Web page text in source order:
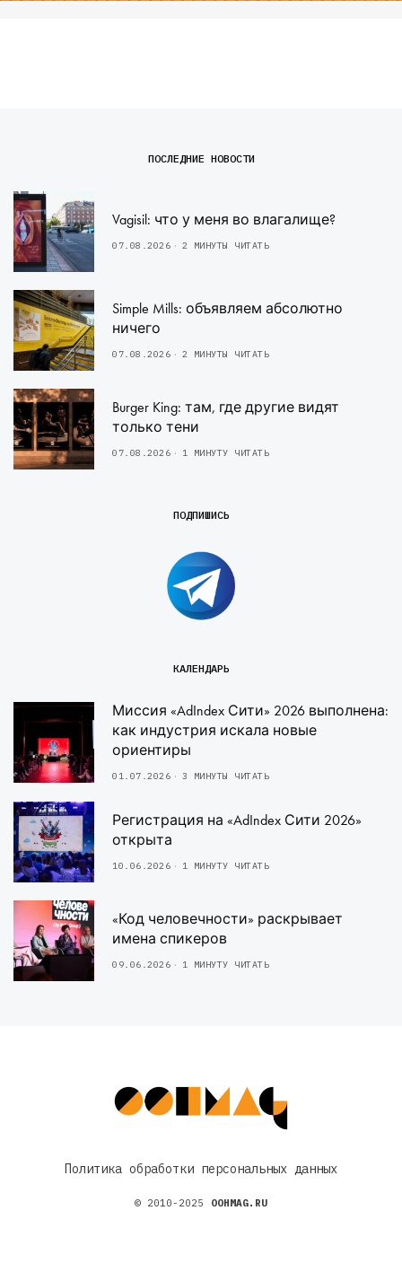
ПОСЛЕДНИЕ НОВОСТИ
Vagisil: что у меня во влагалище?
07.08.2026 2 МИНУТЫ ЧИТАТЬ
Simple Mills: объявляем абсолютно
ничего
07.08.2026 2 МИНУТЫ ЧИТАТЬ
Burger King: там, где другие видят
только тени
07.08.2026 1 МИНУТУ ЧИТАТЬ
ПОДПИШИСЬ
КАЛЕНДАРЬ
Миссия «AdIndex Сити» 2026 выполнена:
как индустрия искала новые
ориентиры
01.07.2026 3 МИНУТЫ ЧИТАТЬ
Регистрация на «AdIndex Сити 2026»
открыта
10.06.2026 1 МИНУТУ ЧИТАТЬ
«Код человечности» раскрывает
имена спикеров
09.06.2026 1 МИНУТУ ЧИТАТЬ
Политика обработки персональных данных
© 2010-2025 OOHMAG.RU